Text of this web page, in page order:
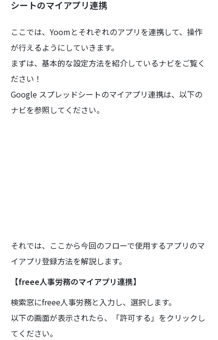
シートのマイアプリ連携
ここでは、Yoomとそれぞれのアプリを連携して、操作
が行えるようにしていきます。
まずは、基本的な設定方法を紹介しているナビをご覧く
ださい！
Google スプレッドシートのマイアプリ連携は、以下の
ナビを参照してください。
それでは、ここから今回のフローで使用するアプリのマ
イアプリ登録方法を解説します。
【freee人事労務のマイアプリ連携】
検索窓にfreee人事労務と入力し、選択します。
以下の画面が表示されたら、「許可する」をクリックし
てください。